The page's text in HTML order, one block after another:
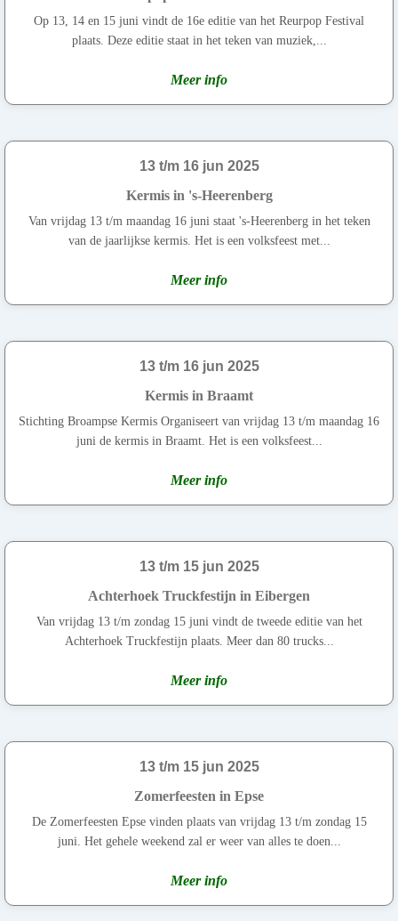
Op 13, 14 en 15 juni vindt de 16e editie van het Reurpop Festival
plaats. Deze editie staat in het teken van muziek,...
Meer info
13 t/m 16 jun 2025
Kermis in 's-Heerenberg
Van vrijdag 13 t/m maandag 16 juni staat 's-Heerenberg in het teken
van de jaarlijkse kermis. Het is een volksfeest met...
Meer info
13 t/m 16 jun 2025
Kermis in Braamt
Stichting Broampse Kermis Organiseert van vrijdag 13 t/m maandag 16
juni de kermis in Braamt. Het is een volksfeest...
Meer info
13 t/m 15 jun 2025
Achterhoek Truckfestijn in Eibergen
Van vrijdag 13 t/m zondag 15 juni vindt de tweede editie van het
Achterhoek Truckfestijn plaats. Meer dan 80 trucks...
Meer info
13 t/m 15 jun 2025
Zomerfeesten in Epse
De Zomerfeesten Epse vinden plaats van vrijdag 13 t/m zondag 15
juni. Het gehele weekend zal er weer van alles te doen...
Meer info